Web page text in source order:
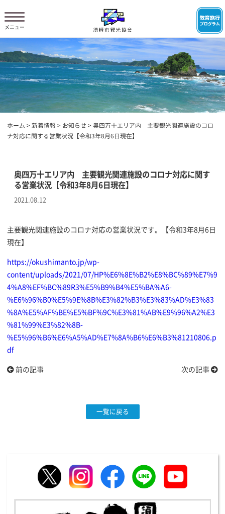
ホーム > 新着情報 > お知らせ > 奥四万十エリア内 主要観光関連施設のコロ
ナ対応に関する営業状況【令和3年8月6日現在】
奥四万十エリア内 主要観光関連施設のコロナ対応に関す
る営業状況【令和3年8月6日現在】
2021.08.12
主要観光関連施設のコロナ対応の営業状況です。【令和3年8月6日
現在】
https://okushimanto.jp/wp-
content/uploads/2021/07/HP%E6%8E%B2%E8%BC%89%E7%9
4%A8%EF%BC%89R3%E5%B9%B4%E5%BA%A6-
%E6%96%B0%E5%9E%8B%E3%82%B3%E3%83%AD%E3%83
%8A%E5%AF%BE%E5%BF%9C%E3%81%AB%E9%96%A2%E3
%81%99%E3%82%8B-
%E5%96%B6%E6%A5%AD%E7%8A%B6%E6%B3%81210806.p
df
前の記事 次の記事
一覧に戻る